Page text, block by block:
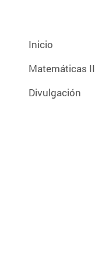
Inicio
Matemáticas II
Divulgación